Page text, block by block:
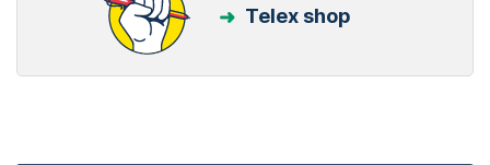
Telex shop